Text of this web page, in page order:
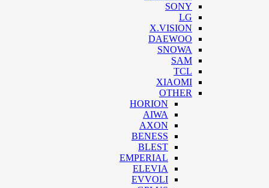
SONY
LG
X.VISION
DAEWOO
SNOWA
SAM
TCL
XIAOMI
OTHER
HORION
AIWA
AXON
BENESS
BLEST
EMPERIAL
ELEVIA
EVVOLI